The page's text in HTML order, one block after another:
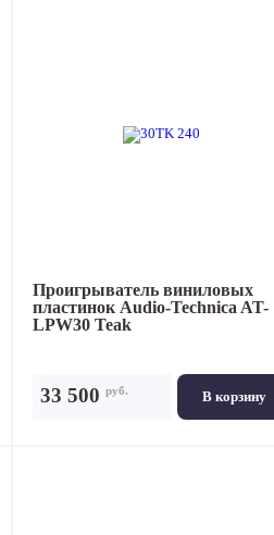
Проигрыватель виниловых
пластинок Audio-Technica AT-
LPW30 Teak
В корзину
33 500 руб.